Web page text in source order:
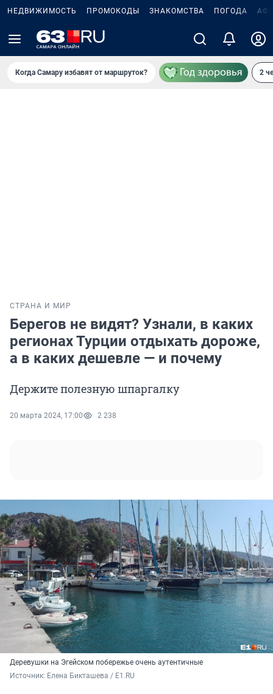
НЕДВИЖИМОСТЬ ПРОМОКОДЫ ЗНАКОМСТВА ПОГОДА
Когда Самару избавят от маршруток? 2
СТРАНА И МИР
Берегов не видят? Узнали, в каких
регионах Турции отдыхать дороже,
а в каких дешевле — и почему
Держите полезную шпаргалку
20 марта 2024, 17:00 2 238
Деревушки на Эгейском побережье очень аутентичные
Источник: Елена Бикташева / E1.RU